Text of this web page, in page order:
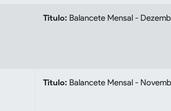
Titulo: Balancete Mensal -
Titulo: Balancete Mensal -